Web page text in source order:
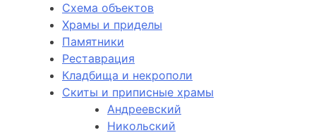
Схема объектов
Храмы и приделы
Памятники
Реставрация
Кладбища и некрополи
Скиты и приписные храмы
Андреевский
Никольский